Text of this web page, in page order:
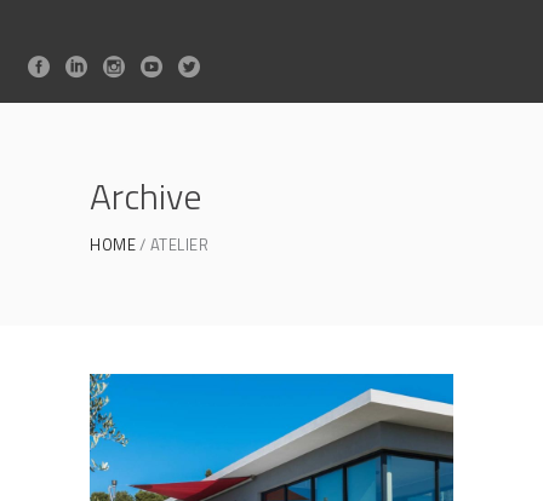
Archive
HOME ATELIER
Eylina 70